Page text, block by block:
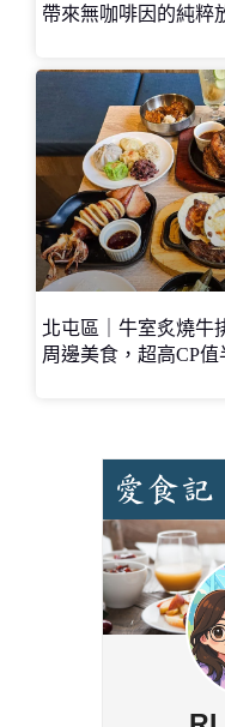
帶來無咖啡因的純粹
北屯區｜牛室炙燒牛
周邊美食，超高CP